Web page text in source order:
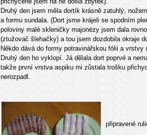
Druhý den jsem měla dortík krásně zatuhlý,
a formu sundala. (Dort jsme krájeli se spodním
poloviny malé skleničky majonézy jsem dala
(ztužovač šlehačky) a tou jsem dozdobila okraje
Někdo dává do formy potravinářskou fólii a vrstvy
Druhý den ho vyklopí. Já dělala dort poprvé a
takže první vrstva aspiku mi zůstala trošku
nerozpadl.
připravené